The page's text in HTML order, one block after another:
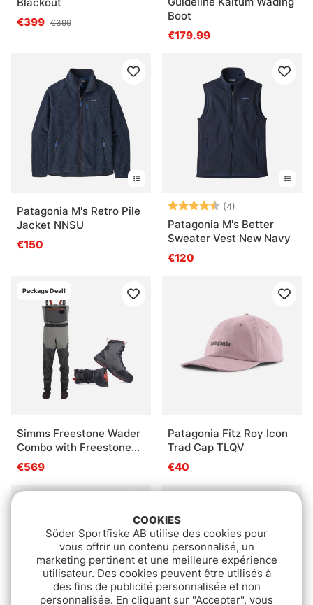
€399 €399
Boot
€179.99
Patagonia M's Retro Pile
Jacket NNSU
€150
Note: (4)
Patagonia M's Better
Sweater Vest New Navy
€120
Package Deal!
Simms Freestone Wader
Combo with Freestone
Boots - Smoke
€569
Patagonia Fitz Roy Icon
Trad Cap TLQV
€40
COOKIES
Söder Sportfiske AB utilise des cookies pour
vous offrir un contenu personnalisé, un
marketing pertinent et une meilleure expérience
utilisateur. Des cookies peuvent être utilisés à
des fins de publicité personnalisée et non
personnalisée. En cliquant sur "Accepter", vous